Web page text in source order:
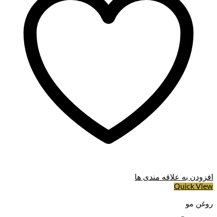
کرم دور چشم چکار می کند؟
هنگامی که سد رطوبتی در اطراف ناحیه ظریف چشم ضعیف می
شود، محتوای آب در پوست کاهش می یابد و منجر به خطوط ریز و
خشک خستگی می شود.
این کرم دور چشم حاوی گروهی از مواد مرطوب کننده است که در
پوست شما یافت می شود و به حفظ رطوبت پوست کمک می کند.
این کرم دور چشم به گونه ای طراحی شده است که یک شات با
طراوت از آبرسانی به کانتور چشم ارائه می کند و به تقویت سد
رطوبتی پوست ظریف چشم کمک می کند.
بیشتراست که به حفظ آب برای افزایش هیدراتاسیون کمک می کند.
افزودن به علاقه مندی ها
Quick View
روغن مو